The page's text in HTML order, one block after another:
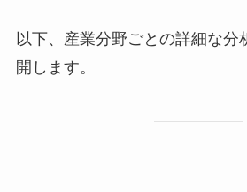
以下、産業分野ごとの詳細な分
開します。